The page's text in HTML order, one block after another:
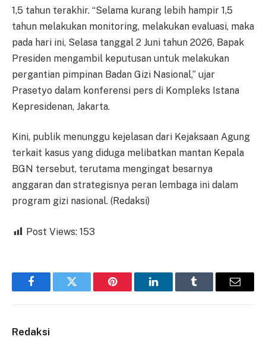
1,5 tahun terakhir. “Selama kurang lebih hampir 1,5
tahun melakukan monitoring, melakukan evaluasi, maka
pada hari ini, Selasa tanggal 2 Juni tahun 2026, Bapak
Presiden mengambil keputusan untuk melakukan
pergantian pimpinan Badan Gizi Nasional,” ujar
Prasetyo dalam konferensi pers di Kompleks Istana
Kepresidenan, Jakarta.
Kini, publik menunggu kejelasan dari Kejaksaan Agung
terkait kasus yang diduga melibatkan mantan Kepala
BGN tersebut, terutama mengingat besarnya
anggaran dan strategisnya peran lembaga ini dalam
program gizi nasional. (Redaksi)
Post Views: 153
FacebookTwitter Pinterest LinkedInTumblr Email
Redaksi